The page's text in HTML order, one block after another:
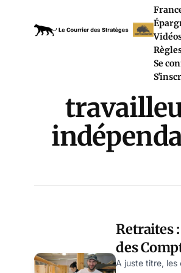
Se
Retraites
des
A juste titre, les